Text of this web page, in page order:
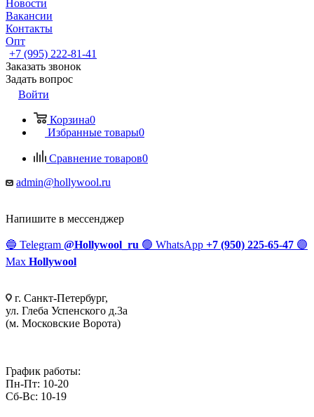
Новости
Вакансии
Контакты
Опт
+7 (995) 222-81-41
Заказать звонок
Задать вопрос
Войти
Корзина0
Избранные товары0
Сравнение товаров0
admin@hollywool.ru
Напишите в мессенджер
🔵 Telegram @Hollywool_ru 🟢 WhatsApp +7 (950) 225-65-47 🟣
Max Hollywool
г. Санкт-Петербург,
ул. Глеба Успенского д.3а
(м. Московские Ворота)
График работы:
Пн-Пт: 10-20
Сб-Вс: 10-19